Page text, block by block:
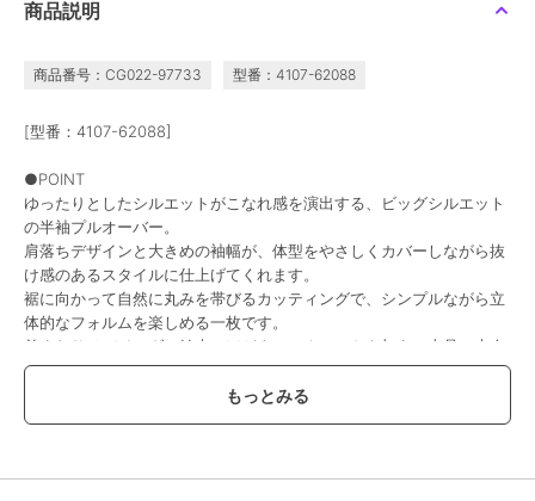
商品説明
商品番号：CG022-97733 型番：4107-62088
[型番：4107-62088]
●POINT
ゆったりとしたシルエットがこなれ感を演出する、ビッグシルエット
の半袖プルオーバー。
肩落ちデザインと大きめの袖幅が、体型をやさしくカバーしながら抜
け感のあるスタイルに仕上げてくれます。
裾に向かって自然に丸みを帯びるカッティングで、シンプルながら立
体的なフォルムを楽しめる一枚です。
首まわりはバインダー始末でほどよいアクセントを加え、上品で大人
らしい雰囲気に。
生地にはUVケアの高品質ジャージー素材を使用。
コットン100％ながら、表面はなめらかでほのかな光沢があり、上品